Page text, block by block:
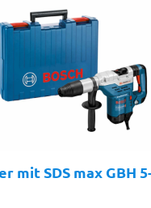
mit SDS max GBH